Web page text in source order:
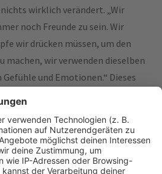
wirklich verändert. „Wir
noch Freunde zu sein. Wir
wir drücken müssen, um den
machen, wir verwenden dieselben
und Emotionen.“ Dieses